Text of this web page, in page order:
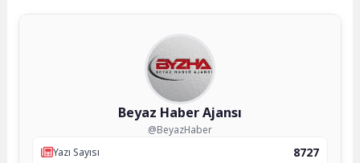
Beyaz Haber Ajansı
@BeyazHaber
Yazı Sayısı
8727